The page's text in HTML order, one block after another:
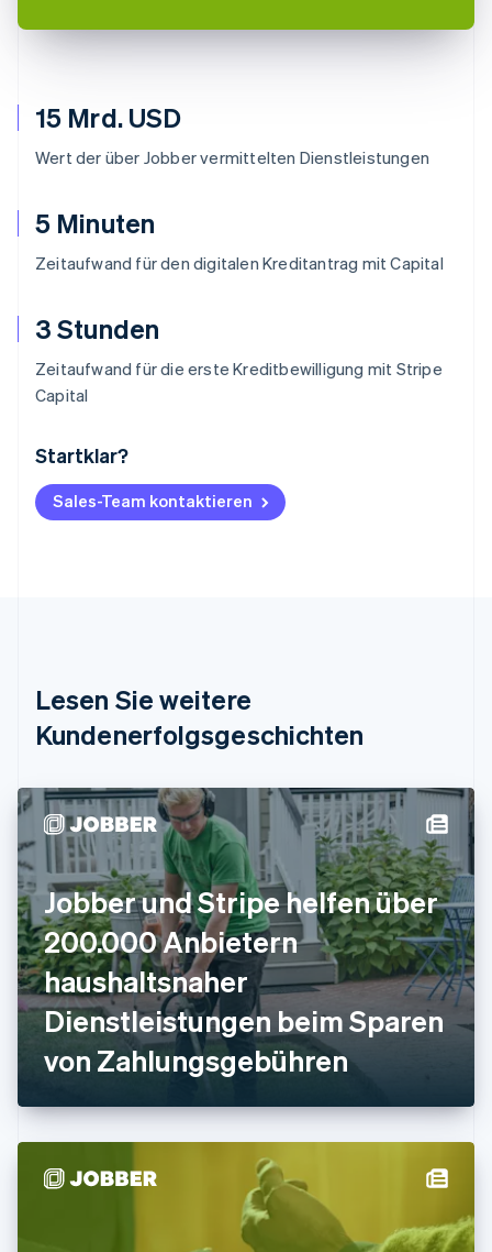
15 Mrd. USD
Wert der über Jobber vermittelten Dienstleistungen
5 Minuten
Zeitaufwand für den digitalen Kreditantrag mit Capital
3 Stunden
Zeitaufwand für die erste Kreditbewilligung mit Stripe
Capital
Startklar?
Sales-Team kontaktieren
Lesen Sie weitere
Kundenerfolgsgeschichten
Jobber und Stripe helfen über
200.000 Anbietern
haushaltsnaher
Dienstleistungen beim Sparen
von Zahlungsgebühren
Australien
Belgien
NederlandsFrançaisDeutschEnglish
DeutschEnglish
English
简体中文English
Finnland
EnglishSvenska
Frankreich
FrançaisEnglish
Gibraltar
English
Griechenland
English
Indien
English
Irland
English
Japan
日本語English
Kanada
EnglishFrançais